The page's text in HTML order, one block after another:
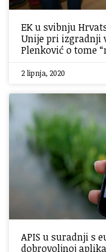
EK u svibnju
Unije pri izgradnji
Plenković o tome
2 lipnja, 2020
APIS u suradnji s
dobrovoljnoj